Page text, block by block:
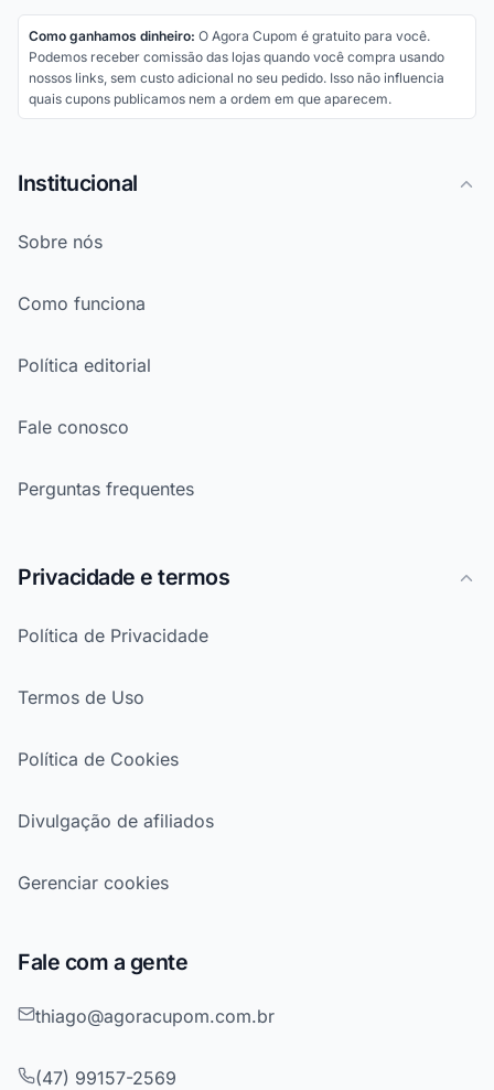
Como ganhamos dinheiro: O Agora Cupom é gratuito para você.
Podemos receber comissão das lojas quando você compra usando
nossos links, sem custo adicional no seu pedido. Isso não influencia
quais cupons publicamos nem a ordem em que aparecem.
Institucional
Sobre nós
Como funciona
Política editorial
Fale conosco
Perguntas frequentes
Privacidade e termos
Política de Privacidade
Termos de Uso
Política de Cookies
Divulgação de afiliados
Gerenciar cookies
Fale com a gente
thiago@agoracupom.com.br
(47) 99157-2569